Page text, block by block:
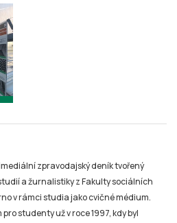
zpravodajský deník tvořený
a žurnalistiky z Fakulty sociálních
v rámci studia jako cvičné médium.
studenty už v roce 1997, kdy byl